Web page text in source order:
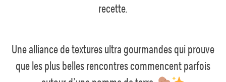
recette.
Une alliance de textures ultra gourmandes qui prouve
que les plus belles rencontres commencent parfois